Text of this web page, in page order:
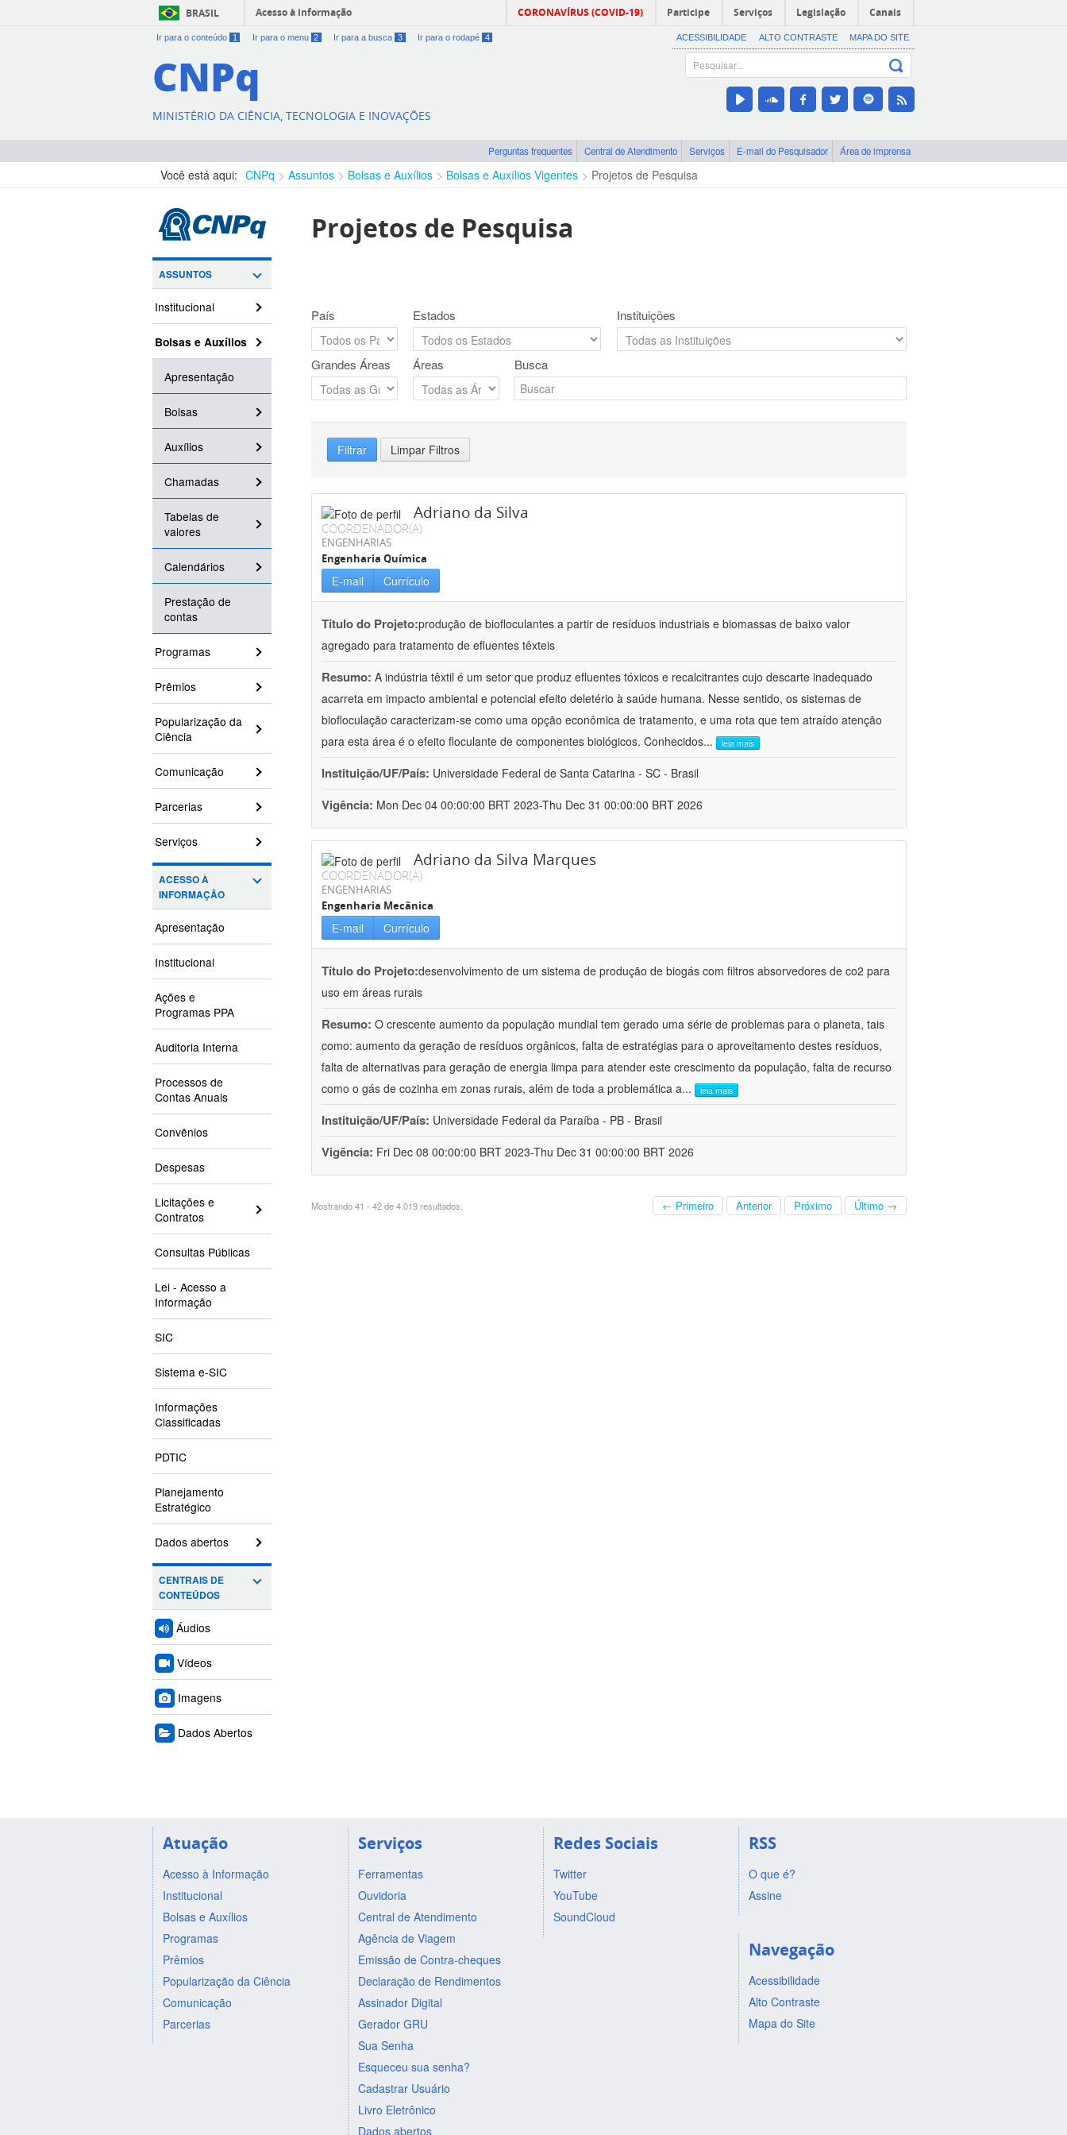
BRASIL Acesso à informação CORONAVÍRUS (COVID-19) Participe Serviços Legislação Canais
Ir para o conteúdo 1 Ir para o menu 2 Ir para a busca 3 Ir para o rodapé 4 ACESSIBILIDADE ALTO CONTRASTE MAPA DO SITE
CNPq
MINISTÉRIO DA CIÊNCIA, TECNOLOGIA E INOVAÇÕES
Perguntas frequentes Central de Atendimento Serviços E-mail do Pesquisador Área de imprensa
Você está aqui: CNPq Assuntos Bolsas e Auxílios Bolsas e Auxílios Vigentes Projetos de Pesquisa
ASSUNTOS
Institucional
Bolsas e Auxílios
Apresentação
Bolsas
Auxílios
Chamadas
Tabelas de
valores
Calendários
Prestação de
contas
Programas
Prêmios
Popularização da
Ciência
Comunicação
Parcerias
Serviços
ACESSO À
INFORMAÇÃO
Apresentação
Institucional
Ações e
Programas PPA
Auditoria Interna
Processos de
Contas Anuais
Convênios
Despesas
Licitações e
Contratos
Consultas Públicas
Lei - Acesso a
Informação
SIC
Sistema e-SIC
Informações
Classificadas
PDTIC
Planejamento
Estratégico
Dados abertos
CENTRAIS DE
CONTEÚDOS
Áudios
Vídeos
Imagens
Dados Abertos
Projetos de Pesquisa
País Estados Instituições
Grandes Áreas Áreas Busca
Filtrar Limpar Filtros
Adriano da Silva
COORDENADOR(A)
ENGENHARIAS
Engenharia Química
E-mail Currículo
Título do Projeto:produção de biofloculantes a partir de resíduos industriais e biomassas de baixo valor
agregado para tratamento de efluentes têxteis
Resumo: A indústria têxtil é um setor que produz efluentes tóxicos e recalcitrantes cujo descarte inadequado
acarreta em impacto ambiental e potencial efeito deletério à saúde humana. Nesse sentido, os sistemas de
biofloculação caracterizam-se como uma opção econômica de tratamento, e uma rota que tem atraído atenção
para esta área é o efeito floculante de componentes biológicos. Conhecidos... leia mais
Instituição/UF/País: Universidade Federal de Santa Catarina - SC - Brasil
Vigência: Mon Dec 04 00:00:00 BRT 2023-Thu Dec 31 00:00:00 BRT 2026
Adriano da Silva Marques
COORDENADOR(A)
ENGENHARIAS
Engenharia Mecânica
E-mail Currículo
Título do Projeto:desenvolvimento de um sistema de produção de biogás com filtros absorvedores de co2 para
uso em áreas rurais
Resumo: O crescente aumento da população mundial tem gerado uma série de problemas para o planeta, tais
como: aumento da geração de resíduos orgânicos, falta de estratégias para o aproveitamento destes resíduos,
falta de alternativas para geração de energia limpa para atender este crescimento da população, falta de recurso
como o gás de cozinha em zonas rurais, além de toda a problemática a... leia mais
Instituição/UF/País: Universidade Federal da Paraíba - PB - Brasil
Vigência: Fri Dec 08 00:00:00 BRT 2023-Thu Dec 31 00:00:00 BRT 2026
Mostrando 41 - 42 de 4.019 resultados. ← Primeiro Anterior Próximo Último →
Atuação
Acesso à Informação
Institucional
Bolsas e Auxílios
Programas
Prêmios
Popularização da Ciência
Comunicação
Parcerias
Serviços
Ferramentas
Ouvidoria
Central de Atendimento
Agência de Viagem
Emissão de Contra-cheques
Declaração de Rendimentos
Assinador Digital
Gerador GRU
Sua Senha
Esqueceu sua senha?
Cadastrar Usuário
Livro Eletrônico
Dados abertos
Redes Sociais
Twitter
YouTube
SoundCloud
RSS
O que é?
Assine
Navegação
Acessibilidade
Alto Contraste
Mapa do Site